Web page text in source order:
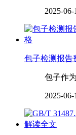
2025-06-
包子检测报告
包子作
2025-06-